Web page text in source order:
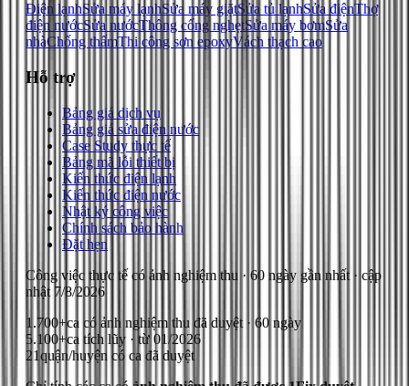
Điện lạnhSửa máy lạnhSửa máy giặtSửa tủ lạnhSửa điệnThợ
điện nướcSửa nướcThông cống nghẹtSửa máy bơmSửa
nhàChống thấmThi công sơn epoxyVách thạch cao
Hỗ trợ
Bảng giá dịch vụ
Bảng giá sửa điện nước
Case Study thực tế
Bảng mã lỗi thiết bị
Kiến thức điện lạnh
Kiến thức điện nước
Nhật ký công việc
Chính sách bảo hành
Đặt hẹn
Công việc thực tế có ảnh nghiệm thu · 60 ngày gần nhất · cập
nhật 7/8/2026
1.700+ca có ảnh nghiệm thu đã duyệt · 60 ngày
5.100+ca tích lũy · từ 01/2026
21quận/huyện có ca đã duyệt